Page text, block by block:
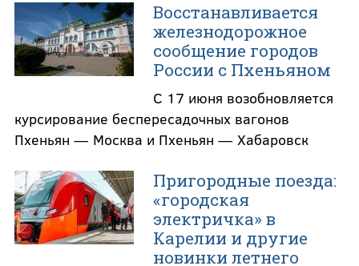
Восстанавливается
железнодорожное
сообщение городов
России с Пхеньяном
С 17 июня возобновляется
курсирование беспересадочных вагонов
Пхеньян — Москва и Пхеньян — Хабаровск
Пригородные поезда:
«городская
электричка» в
Карелии и другие
новинки летнего